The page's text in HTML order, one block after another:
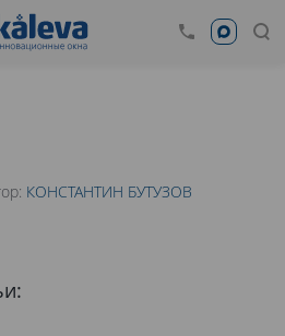
0
КОНСТАНТИН БУТУЗОВ